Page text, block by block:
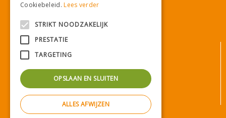
Betaalinformatie
Privacy policy
Cookiebeleid.Lees verder
STRIKT NOODZAKELIJK
PRESTATIE
TARGETING
OPSLAAN EN SLUITEN
ALLES AFWIJZEN